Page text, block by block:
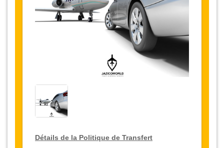
Détails de la Politique de Transfert